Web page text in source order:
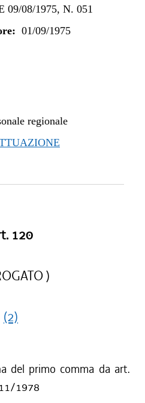
09/08/1975, N. 051
01/09/1975
regionale
120
)
(2)
del primo comma da art.
1978